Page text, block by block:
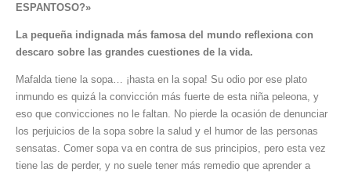
ESPANTOSO?»
La pequeña indignada más famosa del mundo reflexiona con
descaro sobre las grandes cuestiones de la vida.
Mafalda tiene la sopa… ¡hasta en la sopa! Su odio por ese plato
inmundo es quizá la convicción más fuerte de esta niña peleona, y
eso que convicciones no le faltan. No pierde la ocasión de denunciar
los perjuicios de la sopa sobre la salud y el humor de las personas
sensatas. Comer sopa va en contra de sus principios, pero esta vez
tiene las de perder, y no suele tener más remedio que aprender a